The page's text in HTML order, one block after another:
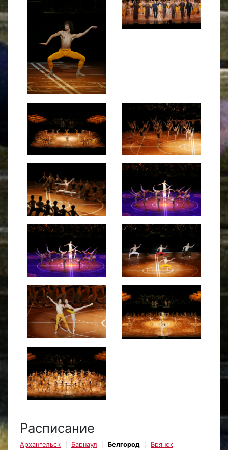
Расписание
Архангельск Барнаул Белгород
Брянск